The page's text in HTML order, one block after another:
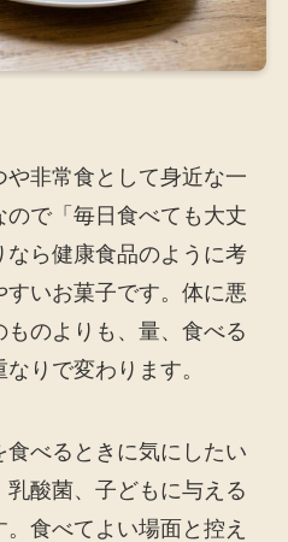
や非常食として身近な一
で「毎日食べても大丈
ら健康食品のように考
すいお菓子です。体に悪
のよりも、量、食べる
りで変わります。
べるときに気にしたい
酸菌、子どもに与える
食べてよい場面と控え